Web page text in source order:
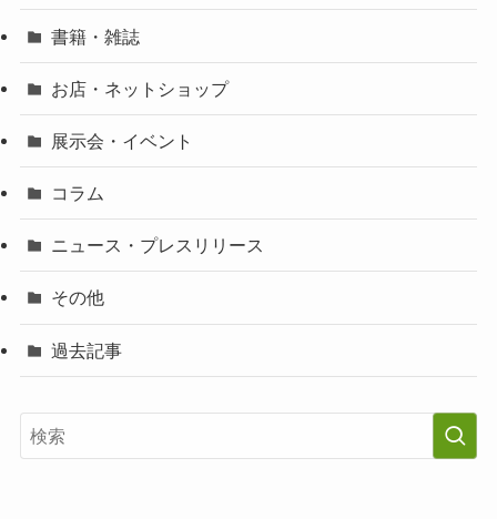
書籍・雑誌
お店・ネットショップ
展示会・イベント
コラム
ニュース・プレスリリース
その他
過去記事